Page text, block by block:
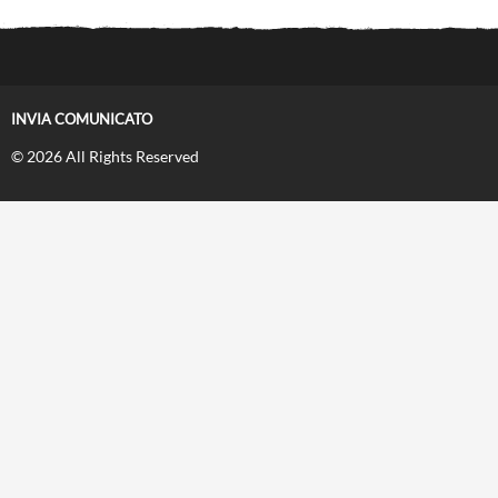
INVIA COMUNICATO
© 2026 All Rights Reserved